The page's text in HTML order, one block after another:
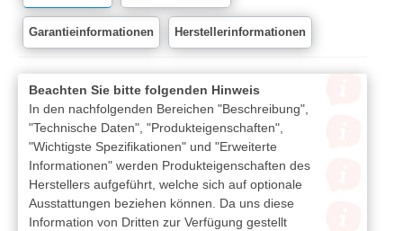
Garantieinformationen Herstellerinformationen
Beachten Sie bitte folgenden Hinweis
In den nachfolgenden Bereichen "Beschreibung",
"Technische Daten", "Produkteigenschaften",
"Wichtigste Spezifikationen" und "Erweiterte
Informationen" werden Produkteigenschaften des
Herstellers aufgeführt, welche sich auf optionale
Ausstattungen beziehen können. Da uns diese
Information von Dritten zur Verfügung gestellt